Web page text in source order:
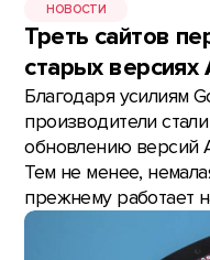
НОВОСТИ
Треть сайтов
старых версиях
Благодаря усилиям
производители
обновлению версий
Тем не менее,
прежнему работает